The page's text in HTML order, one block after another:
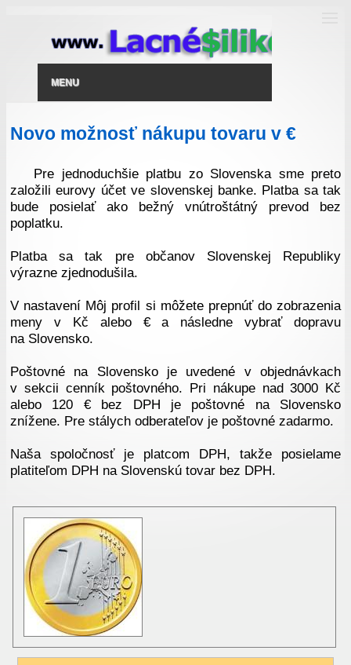
MENU
Novo možnosť nákupu tovaru v €
Pre jednoduchšie platbu zo Slovenska sme preto
založili eurovy účet ve slovenskej banke. Platba sa tak
bude posielať ako bežný vnútroštátný prevod bez
poplatku.
Platba sa tak pre občanov Slovenskej Republiky
výrazne zjednodušila.
V nastavení Môj profil si môžete prepnúť do zobrazenia
meny v Kč alebo € a následne vybrať dopravu
na Slovensko.
Poštovné na Slovensko je uvedené v objednávkach
v sekcii cenník poštovného. Pri nákupe nad 3000 Kč
alebo 120 € bez DPH je poštovné na Slovensko
znížene. Pre stálych odberateľov je poštovné zadarmo.
Naša spoločnosť je platcom DPH, takže posielame
platiteľom DPH na Slovenskú tovar bez DPH.